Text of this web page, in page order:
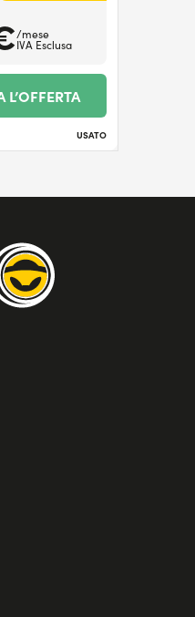
/mese
IVA Esclusa
L’OFFERTA
USATO